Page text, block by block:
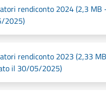
rendiconto 2024 (2,3 MB
2025)
rendiconto 2023 (2,33
il 30/05/2025)